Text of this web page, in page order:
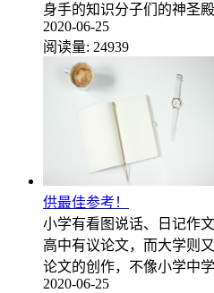
身手的知识分子们的神圣
2020-06-25
阅读量: 24939
供最佳参考！
小学有看图说话、日记作
高中有议论文，而大学则
论文的创作，不像小学中学
2020-06-25